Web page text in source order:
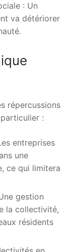
: Un
va détériorer
répercussions
:
entreprises
une
ce qui limitera
gestion
la collectivité,
résidents